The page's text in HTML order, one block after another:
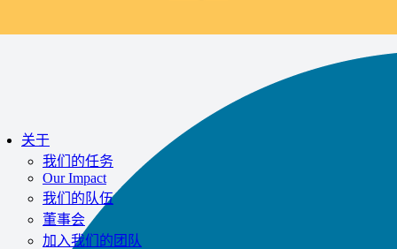
Be aware of scams: WHRC does not make unsolicited phone calls and will
If you receive a suspicious call claiming to be from WHRC, please contact
877-894-4663.
Impacted by the recent wildfires?有帮助！
message us.
关于
我们的任务
Our Impact
我们的队伍
董事会
加入我们的团队